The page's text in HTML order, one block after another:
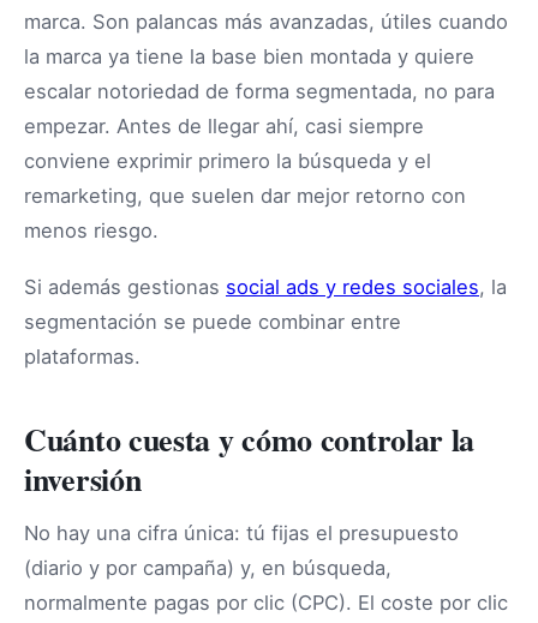
marca. Son palancas más avanzadas, útiles cuando
la marca ya tiene la base bien montada y quiere
escalar notoriedad de forma segmentada, no para
empezar. Antes de llegar ahí, casi siempre
conviene exprimir primero la búsqueda y el
remarketing, que suelen dar mejor retorno con
menos riesgo.
Si además gestionas social ads y redes sociales, la
segmentación se puede combinar entre
plataformas.
Cuánto cuesta y cómo controlar la
inversión
No hay una cifra única: tú fijas el presupuesto
(diario y por campaña) y, en búsqueda,
normalmente pagas por clic (CPC). El coste por clic